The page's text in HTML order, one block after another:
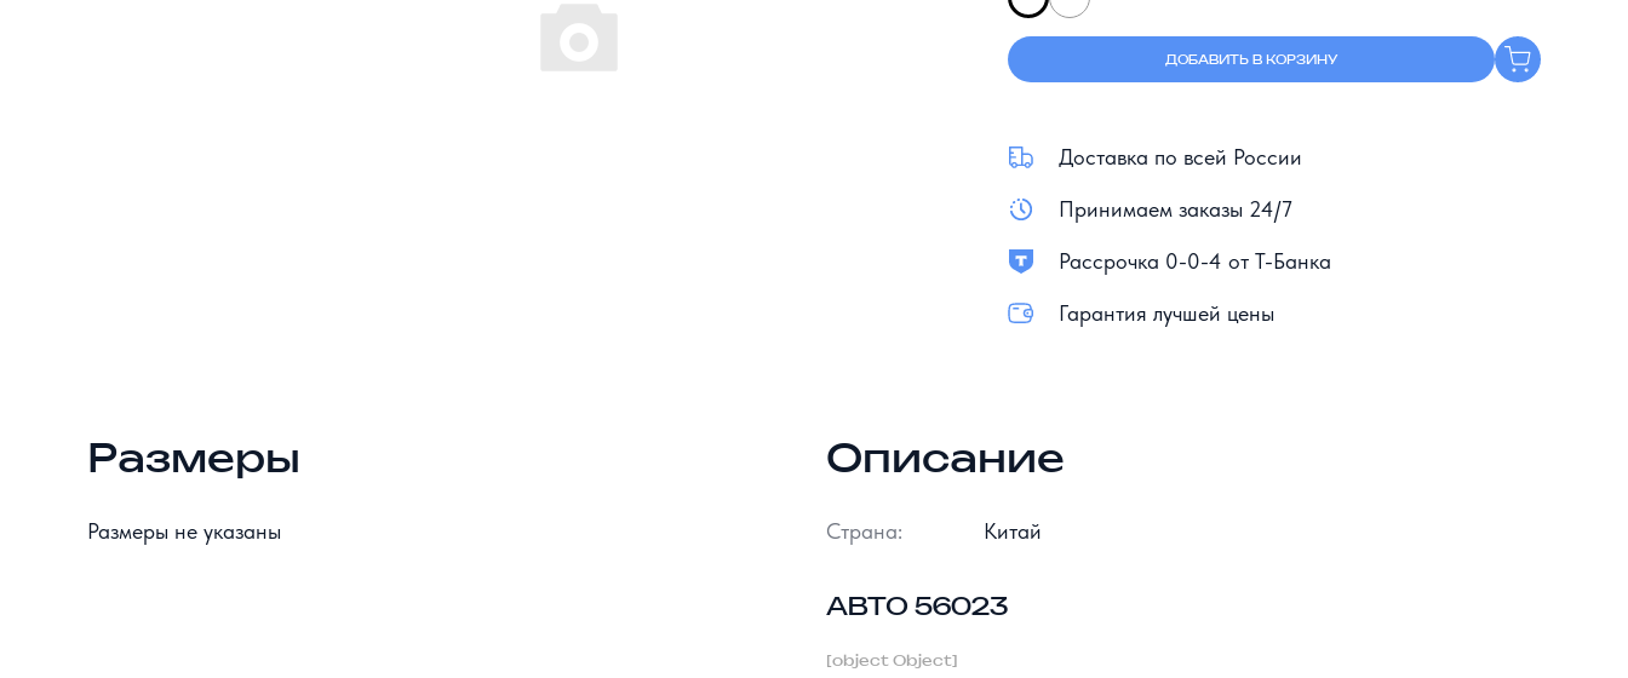
ДОБАВИТЬ В КОРЗИНУ
Доставка по всей России
Принимаем заказы 24/7
Рассрочка 0-0-4 от Т-Банка
Гарантия лучшей цены
Размеры
Размеры не указаны
Описание
Страна: Китай
АВТО 56023
[object Object]